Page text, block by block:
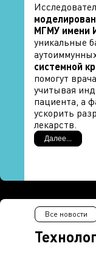
МГМУ имени
уникальные
системной
помогут
учитывая
пациента, а
ускорить
лекарств.
Далее...
волчанке.
примерно
Все новости